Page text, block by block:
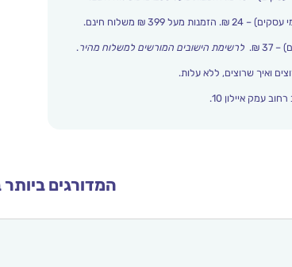
לרשימת הישובים המורשים למשלוח מהיר.
ואיך שרוצים, ללא עלות.
עמק איילון 10.
המדורגים